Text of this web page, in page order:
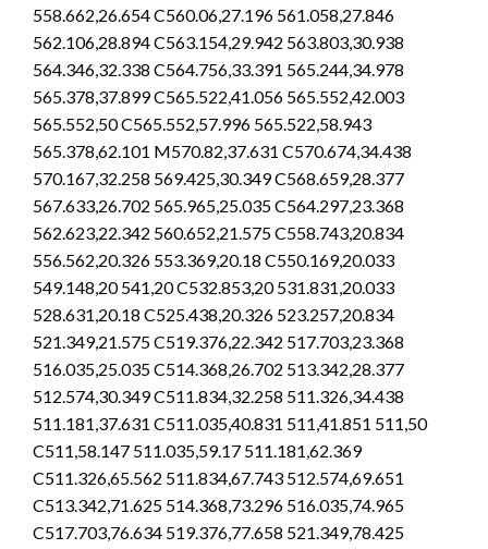
558.662,26.654 C560.06,27.196 561.058,27.846
562.106,28.894 C563.154,29.942 563.803,30.938
564.346,32.338 C564.756,33.391 565.244,34.978
565.378,37.899 C565.522,41.056 565.552,42.003
565.552,50 C565.552,57.996 565.522,58.943
565.378,62.101 M570.82,37.631 C570.674,34.438
570.167,32.258 569.425,30.349 C568.659,28.377
567.633,26.702 565.965,25.035 C564.297,23.368
562.623,22.342 560.652,21.575 C558.743,20.834
556.562,20.326 553.369,20.18 C550.169,20.033
549.148,20 541,20 C532.853,20 531.831,20.033
528.631,20.18 C525.438,20.326 523.257,20.834
521.349,21.575 C519.376,22.342 517.703,23.368
516.035,25.035 C514.368,26.702 513.342,28.377
512.574,30.349 C511.834,32.258 511.326,34.438
511.181,37.631 C511.035,40.831 511,41.851 511,50
C511,58.147 511.035,59.17 511.181,62.369
C511.326,65.562 511.834,67.743 512.574,69.651
C513.342,71.625 514.368,73.296 516.035,74.965
C517.703,76.634 519.376,77.658 521.349,78.425